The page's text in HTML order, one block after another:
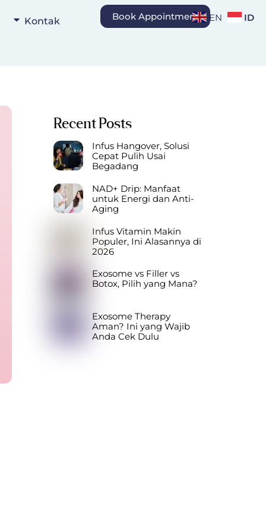
Kontak Book Appointment
Recent Posts
Infus Hangover, Solusi
Cepat Pulih Usai
Begadang
NAD+ Drip: Manfaat
untuk Energi dan Anti-
Aging
Infus Vitamin Makin
Populer, Ini Alasannya di
2026
Exosome vs Filler vs
Botox, Pilih yang Mana?
Exosome Therapy
Aman? Ini yang Wajib
Anda Cek Dulu
EN ID